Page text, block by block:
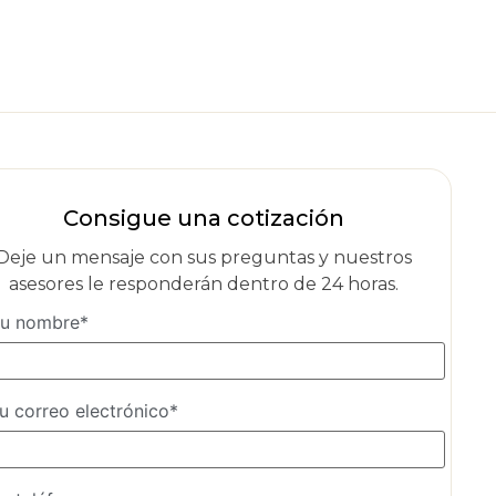
Consigue una cotización
un mensaje con sus preguntas y nuestros
asesores le responderán dentro de 24 horas.
nombre*
correo electrónico*